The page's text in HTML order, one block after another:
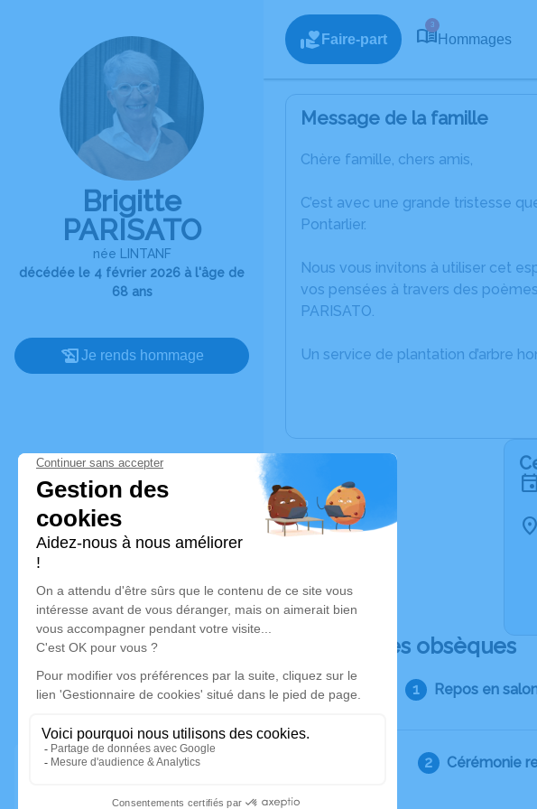
Brigitte
PARISATO
née LINTANF
décédée le 4 février 2026 à l'âge de
68 ans
Je rends hommage
Faire-part
3
Hommages
Message de la famille
Chère famille, chers amis,
C’est avec une grande tristesse
Pontarlier.
Nous vous invitons à utiliser cet
vos pensées à travers des
PARISATO.
Un service de plantation d’arbre
Déroulé des obsèques
Repos en
Cérémonie